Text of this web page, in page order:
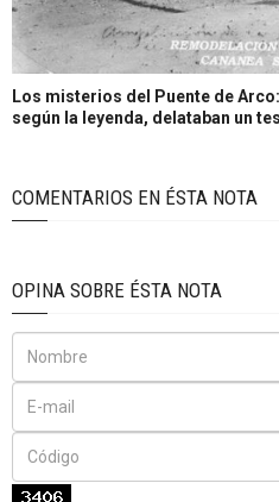
Los misterios del Puente de
según la leyenda, delataban un
COMENTARIOS EN ÉSTA NOTA
OPINA SOBRE ÉSTA NOTA